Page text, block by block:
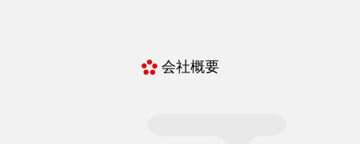
会社概要